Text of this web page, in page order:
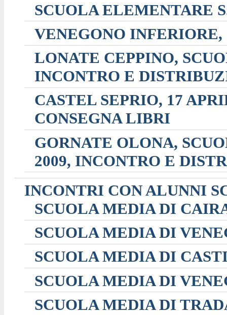
SCUOLA ELEMENTARE
VENEGONO
LONATE CEPPINO,
INCONTRO E
CASTEL SEPRIO, 17
CONSEGNA LIBRI
GORNATE OLONA,
2009, INCONTRO E
INCONTRI CON ALUNNI
SCUOLA MEDIA DI
SCUOLA MEDIA DI
SCUOLA MEDIA DI
SCUOLA MEDIA DI
SCUOLA MEDIA DI